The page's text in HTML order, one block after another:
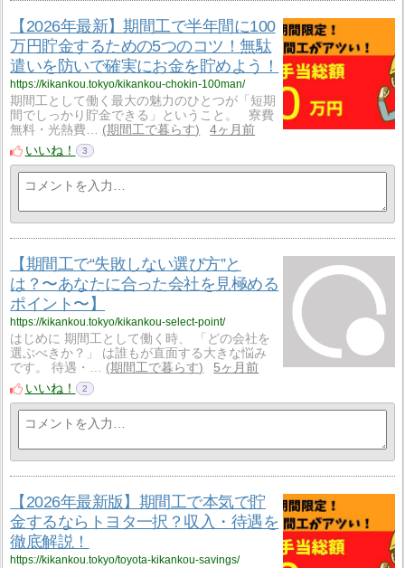
【2026年最新】期間工で半年間に100
万円貯金するための5つのコツ！無駄
遣いを防いで確実にお金を貯めよう！
https://kikankou.tokyo/kikankou-chokin-100man/
期間工として働く最大の魅力のひとつが「短期
間でしっかり貯金できる」ということ。 寮費
無料・光熱費…
期間工で暮らす
4ヶ月前
いいね！
3
【期間工で“失敗しない選び方”と
は？〜あなたに合った会社を見極める
ポイント〜】
https://kikankou.tokyo/kikankou-select-point/
はじめに 期間工として働く時、 「どの会社を
選ぶべきか？」 は誰もが直面する大きな悩み
です。 待遇・…
期間工で暮らす
5ヶ月前
いいね！
2
【2026年最新版】期間工で本気で貯
金するならトヨタ一択？収入・待遇を
徹底解説！
https://kikankou.tokyo/toyota-kikankou-savings/